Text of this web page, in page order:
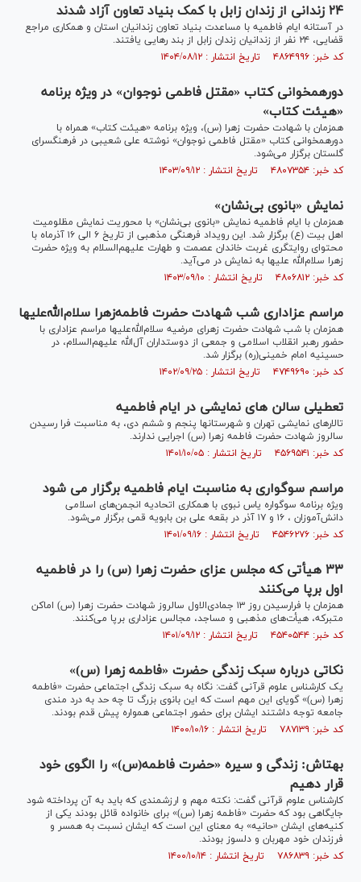
۲۴ زندانی از زندان زابل با کمک بنیاد تعاون آزاد شدند
در آستانه ایام فاطمیه با مساعدت بنیاد تعاون زندانیان استان و همکاری مراجع
قضایی، ۲۴ نفر از زندانیان زندان زابل از بند رهایی یافتند.
کد خبر: ۴۸۶۴۹۹۶ تاریخ انتشار : ۱۴۰۴/۰۸/۱۲
دورهمخوانی کتاب «مقتل فاطمی نوجوان» در ویژه برنامه
«هیئت کتاب»
همزمان با شهادت حضرت زهرا (س)، ویژه برنامه «هیئت کتاب» همراه با
دورهمخوانی کتاب «مقتل فاطمی نوجوان» نوشته علی شعیبی در فرهنگسرای
گلستان برگزار می‌شود.
کد خبر: ۴۸۰۷۳۵۴ تاریخ انتشار : ۱۴۰۳/۰۹/۱۲
نمایش «بانوی بی‌نشان»
همزمان با ایام فاطمیه نمایش «بانوی بی‌نشان» با محوریت نمایش مظلومیت
اهل بیت (ع) برگزار شد. این رویداد فرهنگی مذهبی از تاریخ ۶ الی ۱۶ آذرماه با
محتوای روایتگری غربت خاندان عصمت و طهارت علیهم‌السلام به ویژه حضرت
زهرا سلام‌الله علیها به نمایش در می‌آید.
کد خبر: ۴۸۰۶۸۱۲ تاریخ انتشار : ۱۴۰۳/۰۹/۱۰
مراسم عزاداری شب شهادت حضرت فاطمه‌زهرا سلام‌الله‌علیها
همزمان با شب شهادت حضرت زهرای مرضیه سلام‌الله‌علیها مراسم عزاداری با
حضور رهبر انقلاب اسلامی و جمعی از دوستداران آل‌الله علیهم‌السلام، در
حسینیه امام خمینی(ره) برگزار شد.
کد خبر: ۴۷۴۹۶۹۰ تاریخ انتشار : ۱۴۰۲/۰۹/۲۵
تعطیلی سالن های نمایشی در ایام فاطمیه
تالار‌های نمایشی تهران و شهر‌ستانها پنجم و ششم دی، به مناسبت فرا رسیدن
سالروز شهادت حضرت فاطمه زهرا (س) اجرایی ندارند.
کد خبر: ۴۵۶۹۵۴۱ تاریخ انتشار : ۱۴۰۱/۱۰/۰۵
مراسم سوگواری به مناسبت ایام فاطمیه برگزار می شود
ویژه برنامه سوگواره یاس نبوی با همکاری اتحادیه انجمن‌های اسلامی
دانش‌آموزان ، ۱۶ و ۱۷ آذر در بقعه علی بن بابویه قمی برگزار می‌شود.
کد خبر: ۴۵۴۶۲۷۶ تاریخ انتشار : ۱۴۰۱/۰۹/۱۶
۳۳ هیأتی که مجلس عزای حضرت زهرا (س) را در فاطمیه
اول برپا می‌کنند
همزمان با فرارسیدن روز ۱۳ جمادی‌الاول سالروز شهادت حضرت زهرا (س) اماکن
متبرکه، هیأت‌های مذهبی و مساجد، مجالس عزاداری برپا می‌کنند.
کد خبر: ۴۵۴۰۵۴۴ تاریخ انتشار : ۱۴۰۱/۰۹/۱۲
نکاتی درباره سبک زندگی حضرت «فاطمه زهرا (س)»
یک کارشناس علوم قرآنی گفت: نگاه به سبک زندگی اجتماعی حضرت «فاطمه
زهرا (س)» گویای این مهم است که این بانوی بزرگ تا چه حد به درد مندی
جامعه توجه داشتند ایشان برای حضور اجتماعی همواره پیش قدم بودند.
کد خبر: ۷۸۷۱۳۹ تاریخ انتشار : ۱۴۰۰/۱۰/۱۶
بهتاش: زندگی و سیره «حضرت فاطمه(س)» را الگوی خود
قرار دهیم
کارشناس علوم قرآنی گفت: نکته مهم و ارزشمندی که باید به آن پرداخته شود
جایگاهی بود که حضرت «فاطمه زهرا (س)» برای خانواده قائل بودند یکی از
کنیه‌های ایشان «حانیه» به معنای این است که ایشان نسبت به همسر و
فرزندان خود مهربان و دلسوز بودند.
کد خبر: ۷۸۶۸۳۹ تاریخ انتشار : ۱۴۰۰/۱۰/۱۴